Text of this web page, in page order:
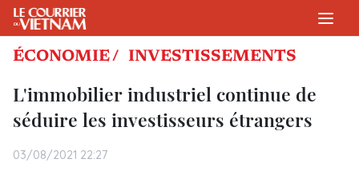
ÉCONOMIE / INVESTISSEMENTS
L'immobilier industriel continue de
séduire les investisseurs étrangers
03/08/2021 22:27